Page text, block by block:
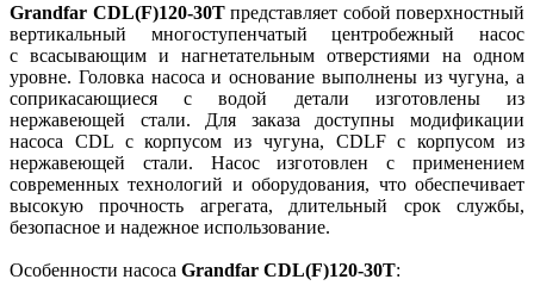
Grandfar CDL(F)120-30Tпредставляет собой поверхностный
вертикальный многоступенчатый центробежный насос
с всасывающим и нагнетательным отверстиями на одном
уровне. Головка насоса и основание выполнены из чугуна, а
соприкасающиеся с водой детали изготовлены из
нержавеющей стали. Для заказа доступны модификации
насоса CDL с корпусом из чугуна, CDLF с корпусом из
нержавеющей стали. Насос изготовлен с применением
современных технологий и оборудования, что обеспечивает
высокую прочность агрегата, длительный срок службы,
безопасное и надежное использование.
Особенности насоса Grandfar CDL(F)120-30T: